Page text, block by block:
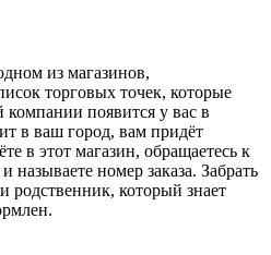
из магазинов,
торговых точек, которые
появится у вас в
в ваш город, вам придёт
в этот магазин, обращаетесь к
называете номер заказа. Забрать
родственник, который знает